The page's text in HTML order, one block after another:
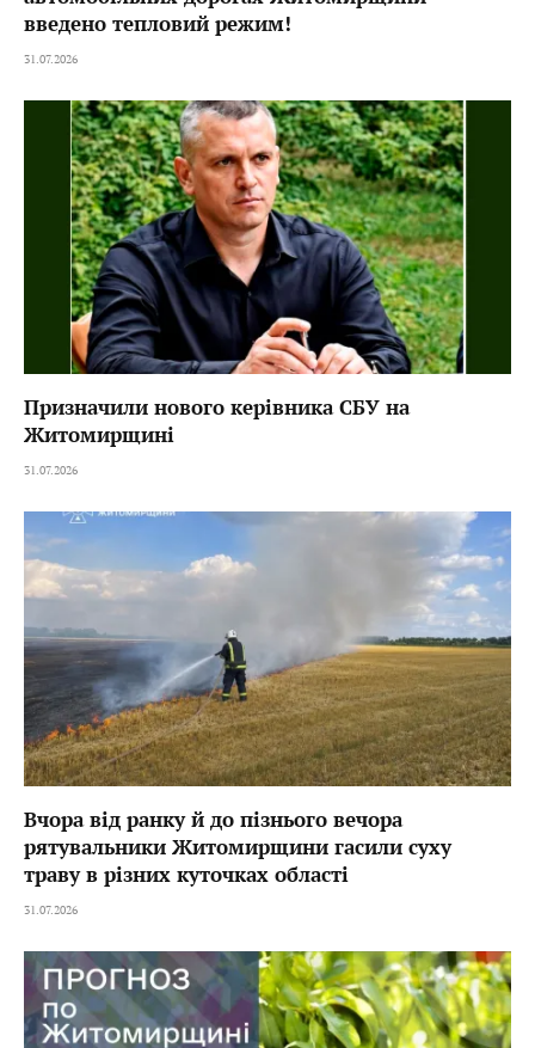
введено тепловий режим!
31.07.2026
Призначили нового керівника СБУ на
Житомирщині
31.07.2026
Вчора від ранку й до пізнього вечора
рятувальники Житомирщини гасили суху
траву в різних куточках області
31.07.2026